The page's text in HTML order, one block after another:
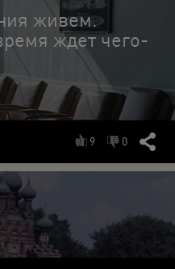
живем.
ждет чего-
9 0